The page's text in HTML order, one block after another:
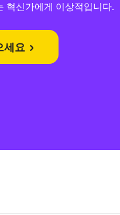
혁신가에게 이상적입니다.
세요